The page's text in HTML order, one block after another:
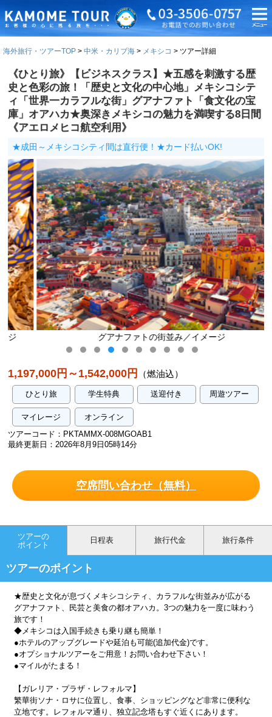
海外旅行・ツアーTOP 中米・カリブ海 メキシコ ツアー詳細
《ひとり旅》【ビジネスクラス】★五感を刺激する歴
史と色彩の旅！「歴史と文化の中心地」メキシコシテ
ィ「世界一カラフルな街」グアナファト「食文化の宝
庫」オアハカ★奥深きメキシコの魅力を満喫する8日間
《アエロメヒコ航空利用》
★成田～メキシコシティ間は直行便！★カード払いOK!
グアナファトの街並み／イメージ
1,197,000円～1,542,000円 （燃油込）
ひとり旅 学生特典 送迎付き 周遊ツアー
マイレージ
オンライン
ツアーコード：PKTAMMX-008MGOAB1
最終更新日：2026年8月9日05時14分
空席問い合わせ（無料）
ツアーの
ポイント
日程表 旅行代金 旅行条件
ツアーのポイント
★歴史と文化が息づくメキシコシティ、カラフルな街並みが広がる
グアナファト、民芸と美食の都オアハカ。3つの魅力を一度に味わう
旅です！
◆メキシコは入国手続きも乗り継も簡単！
●ホテルのアップグレードや延泊も可能(追加代金)です。
●オプショナルツアーをご用意！お問い合わせ下さい！
●マイルがたまる！
【ガレリア・プラザ・レフォルマ】
繁華街ソナ・ロサに位置し、食事、ショッピングなど非常に便利な
立地です。レフォルマ通り、独立記念塔もすぐ近くにあります。